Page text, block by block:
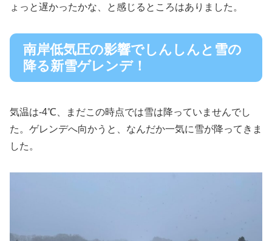
ょっと遅かったかな、と感じるところはありました。
南岸低気圧の影響でしんしんと雪の
降る新雪ゲレンデ！
気温は-4℃、まだこの時点では雪は降っていませんでし
た。ゲレンデへ向かうと、なんだか一気に雪が降ってきま
した。